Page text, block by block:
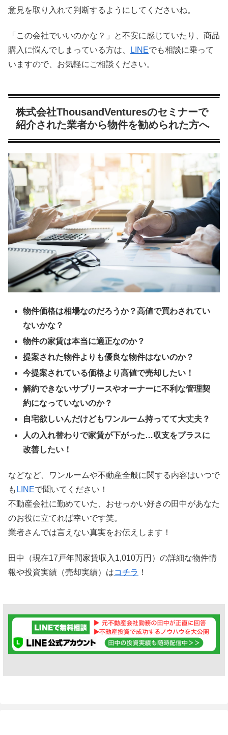
意見を取り入れて判断するようにしてくださいね。
「この会社でいいのかな？」と不安に感じていたり、商品
購入に悩んでしまっている方は、
LINEでも相談に乗って
いますので、お気軽にご相談ください。
株式会社ThousandVenturesのセミナーで
紹介された業者から物件を勧められた方へ
物件価格は相場なのだろうか？高値で買わされてい
ないかな？
物件の家賃は本当に適正なのか？
提案された物件よりも優良な物件はないのか？
今提案されている価格より高値で売却したい！
解約できないサブリースやオーナーに不利な管理契
約になっていないのか？
自宅欲しいんだけどもワンルーム持ってて大丈夫？
人の入れ替わりで家賃が下がった…収支をプラスに
改善したい！
などなど、ワンルームや不動産全般に関する内容はいつで
も LINEで聞いてください！
不動産会社に勤めていた、おせっかい好きの田中があなた
のお役に立てれば幸いです笑。
業者さんでは言えない真実をお伝えします！
田中（現在17戸年間家賃収入1,010万円）の詳細な物件情
報や投資実績（売却実績）はコチラ ！